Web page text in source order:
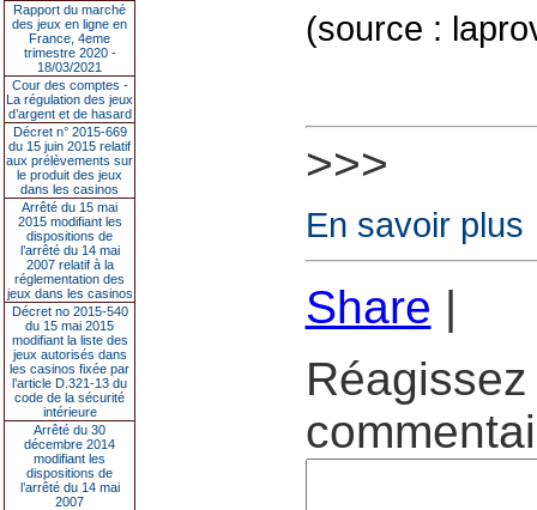
Rapport du marché
des jeux en ligne en
France, 4eme
trimestre 2020 -
18/03/2021
Cour des comptes -
La régulation des jeux
d’argent et de hasard
Décret n° 2015-669
du 15 juin 2015 relatif
aux prélèvements sur
le produit des jeux
dans les casinos
Arrêté du 15 mai
2015 modifiant les
dispositions de
l’arrêté du 14 mai
2007 relatif à la
réglementation des
jeux dans les casinos
Décret no 2015-540
du 15 mai 2015
modifiant la liste des
jeux autorisés dans
les casinos fixée par
l’article D.321-13 du
code de la sécurité
intérieure
Arrêté du 30
décembre 2014
modifiant les
dispositions de
l’arrêté du 14 mai
2007
(source :
>>>
En savoir plus
Share |